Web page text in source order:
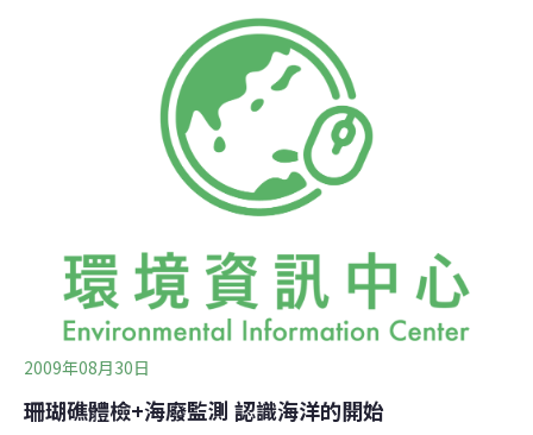
查點僅限於西側海域，包括土地公廟、椰油灣和機場外
礁，其中以椰油灣擁有最高珊瑚礁覆蓋率（3公尺深
35%，6公尺深22%），機場外礁3公尺深的海域覆蓋率最
低為9%，其他調查點的珊瑚礁覆蓋率則都為14%。雖然此
次體檢的珊瑚礁覆蓋結果比預期低，且有觀察到整株約3.5
噸大的珊瑚礁翻倒，但是因為去年並沒有在蘭嶼進行珊瑚
礁體檢，故無資料可進行比較，難以判斷此次調查結果並
洋進行健康檢查的重要性。
2009年08月30日
珊瑚礁體檢+海廢監測 認識海洋的開始